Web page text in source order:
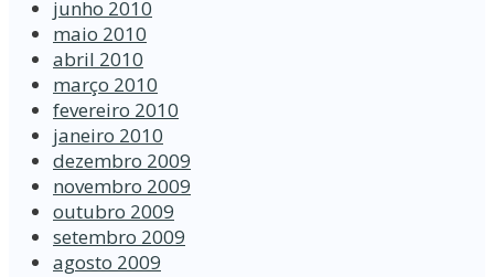
junho 2010
maio 2010
abril 2010
março 2010
fevereiro 2010
janeiro 2010
dezembro 2009
novembro 2009
outubro 2009
setembro 2009
agosto 2009